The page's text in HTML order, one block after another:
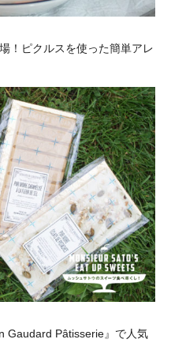
！ピクルスを使った簡単アレ
Gaudard Pâtisserie』で人気